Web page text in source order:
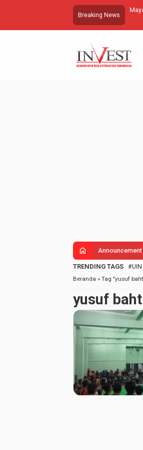
Breaking News
home Announcement
TRENDING TAGS
Beranda » Tag "yusuf
yusuf